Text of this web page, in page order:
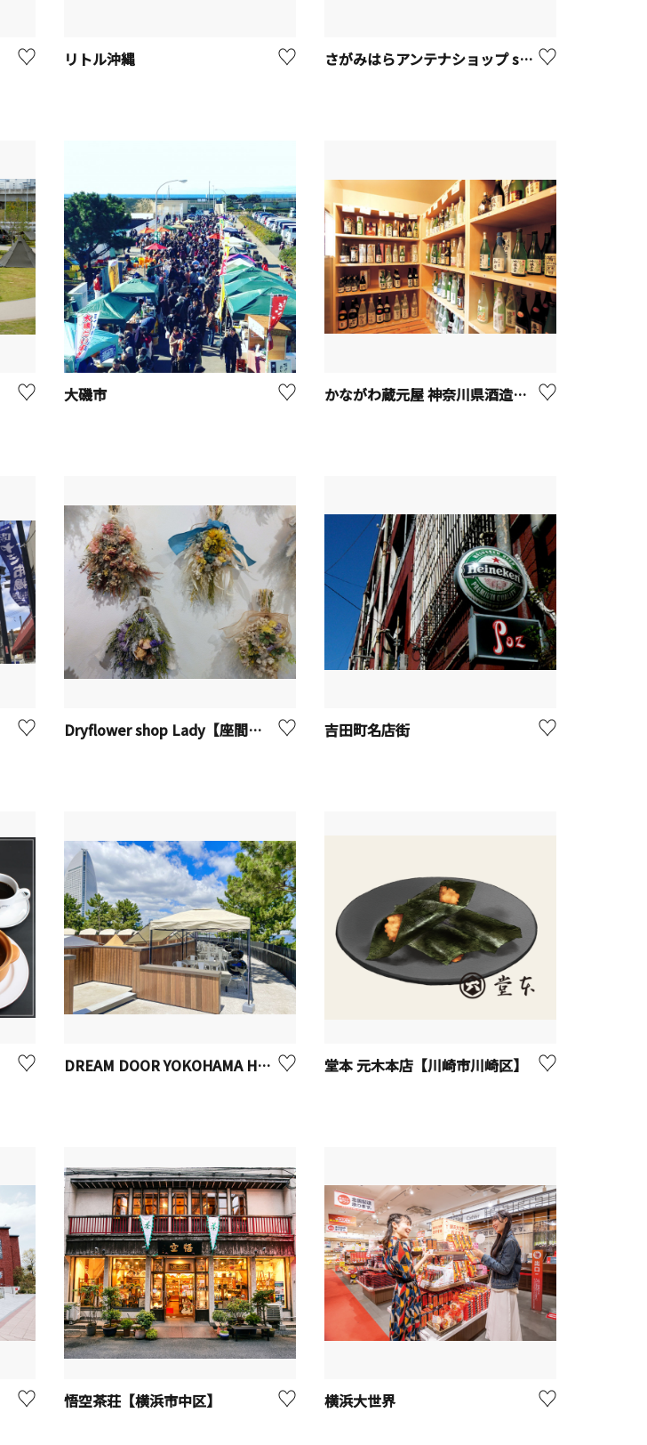
リトル沖縄 さがみはらアンテナショップ sagamix（さがみっくす）
大磯市 かながわ蔵元屋 神奈川県酒造組合【厚木市】
Dryflower shop Lady【座間市】 吉田町名店街
DREAM DOOR YOKOHAMA HAMMERHEAD 堂本 元木本店【川崎市川崎区】
悟空茶荘【横浜市中区】 横浜大世界